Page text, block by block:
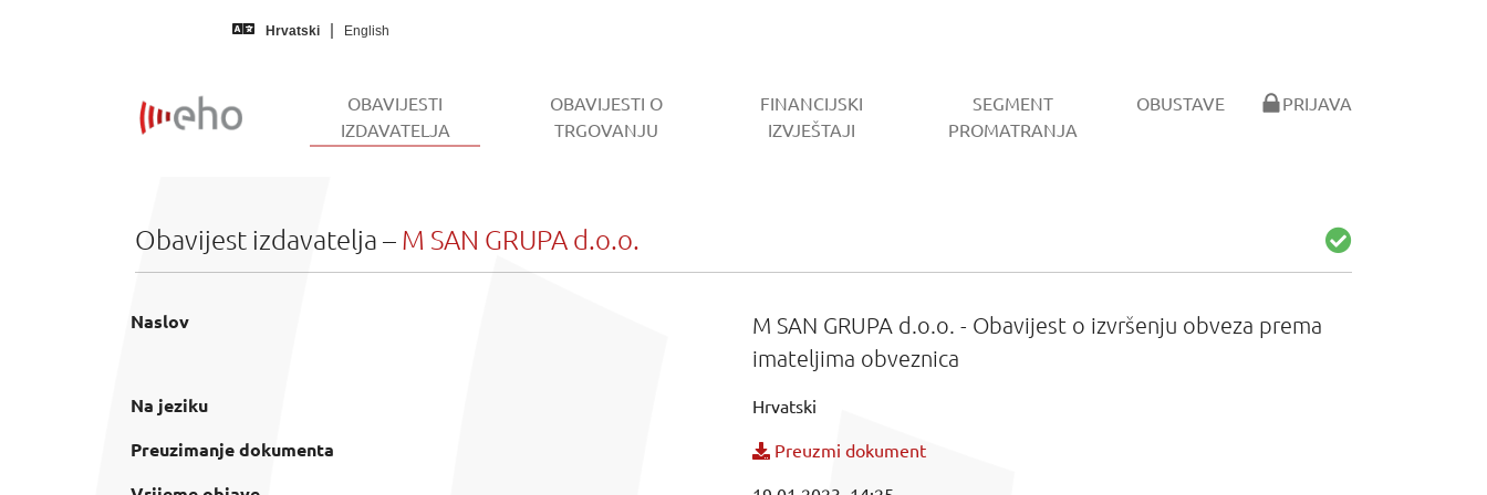
Hrvatski English
OBAVIJESTI
IZDAVATELJA(CURRENT)
OBAVIJESTI O
TRGOVANJU
FINANCIJSKI
IZVJEŠTAJI
SEGMENT
PROMATRANJA
OBUSTAVE PRIJAVA
Obavijest izdavatelja – M SAN GRUPA d.o.o.
Naslov
M SAN GRUPA d.o.o. - Obavijest o izvršenju obveza prema
imateljima obveznica
Na jeziku Hrvatski
Preuzimanje dokumenta Preuzmi dokument